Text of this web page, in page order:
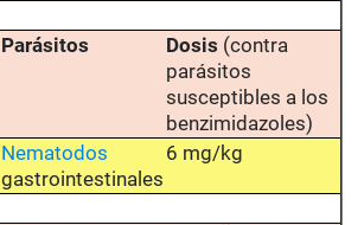
Parásitos Dosis (contra
parásitos
susceptibles a los
benzimidazoles)
Nematodos
gastrointestinales
6 mg/kg